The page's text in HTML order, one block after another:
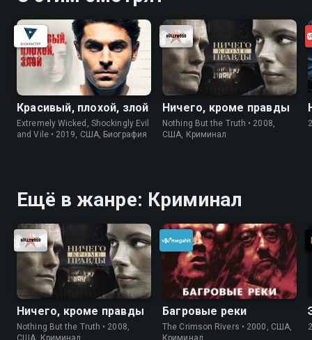
Красивый, плохой, злой
Extremely Wicked, Shockingly Evil
and Vile • 2019, США, Биография
Ничего, кроме правды
Nothing But the Truth • 2008,
США, Криминал
Ещё в жанре: Криминал
Ничего, кроме правды
Nothing But the Truth • 2008,
США, Криминал
Багровые реки
The Crimson Rivers • 2000, США,
Криминал